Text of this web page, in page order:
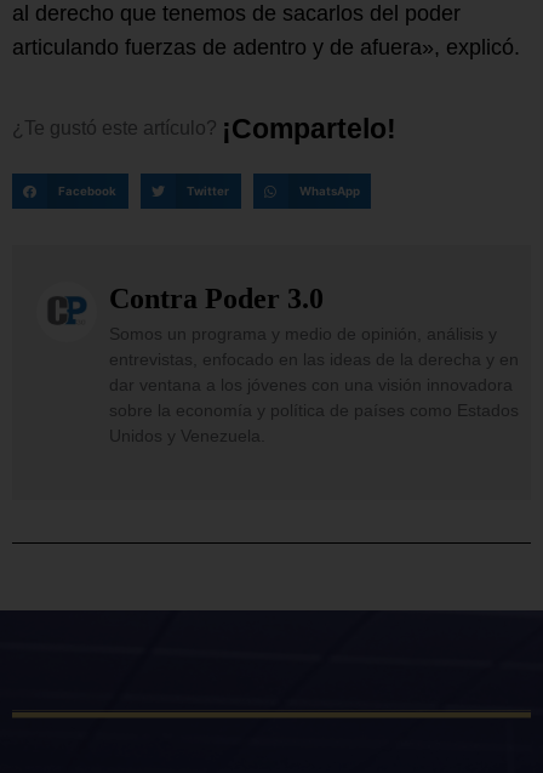
al derecho que tenemos de sacarlos del poder
articulando fuerzas de adentro y de afuera», explicó.
¿Te gustó este artículo? ¡Compartelo!
Facebook Twitter WhatsApp
Contra Poder 3.0
Somos un programa y medio de opinión, análisis y
entrevistas, enfocado en las ideas de la derecha y en
dar ventana a los jóvenes con una visión innovadora
sobre la economía y política de países como Estados
Unidos y Venezuela.